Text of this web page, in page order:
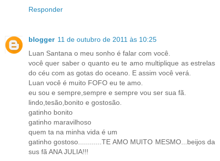
Responder
blogger 11 de outubro de 2011 às 10:25
Luan Santana o meu sonho é falar com você.
você quer saber o quanto eu te amo multiplique as estrelas
do céu com as gotas do oceano. E assim você verá.
Luan você é muito FOFO eu te amo.
eu sou e sempre,sempre e sempre vou ser sua fã.
lindo,tesão,bonito e gostosão.
gatinho bonito
gatinho maravilhoso
quem ta na minha vida é um
gatinho gostoso............TE AMO MUITO MESMO...beijos da
sus fã ANA JULIA!!!